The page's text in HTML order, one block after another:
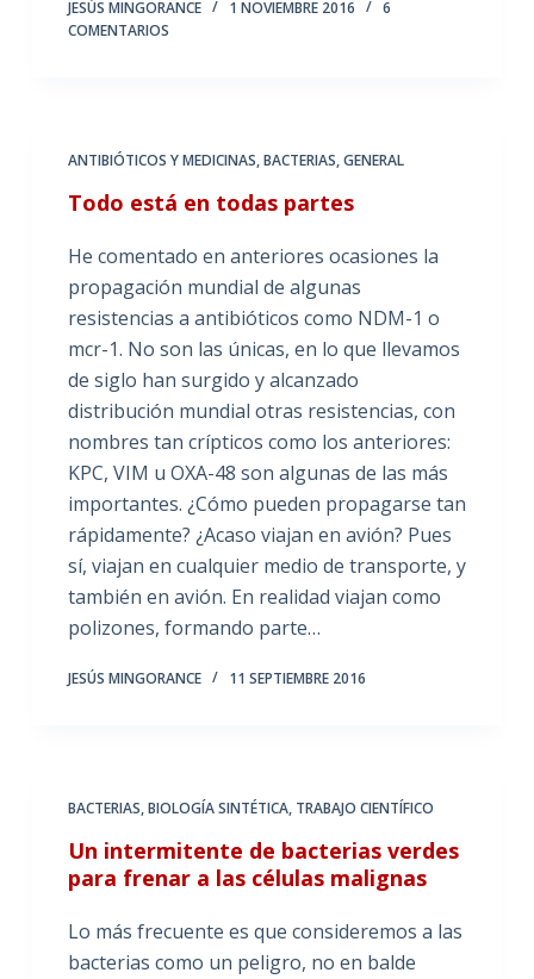
JESÚS MINGORANCE 1 NOVIEMBRE 2016
6
COMENTARIOS
ANTIBIÓTICOS Y MEDICINAS,BACTERIAS,GENERAL
Todo está en todas partes
He comentado en anteriores ocasiones la
propagación mundial de algunas
resistencias a antibióticos como NDM-1 o
mcr-1. No son las únicas, en lo que llevamos
de siglo han surgido y alcanzado
distribución mundial otras resistencias, con
nombres tan crípticos como los anteriores:
KPC, VIM u OXA-48 son algunas de las más
importantes. ¿Cómo pueden propagarse tan
rápidamente? ¿Acaso viajan en avión? Pues
sí, viajan en cualquier medio de transporte, y
también en avión. En realidad viajan como
polizones, formando parte…
JESÚS MINGORANCE 11 SEPTIEMBRE 2016
BACTERIAS,BIOLOGÍA SINTÉTICA, TRABAJO CIENTÍFICO
Un intermitente de bacterias verdes
para frenar a las células malignas
Lo más frecuente es que consideremos a las
bacterias como un peligro, no en balde